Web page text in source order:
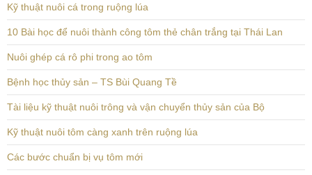
Kỹ thuật nuôi cá trong ruộng lúa
10 Bài học để nuôi thành công tôm thẻ chân trắng tại Thái Lan
Nuôi ghép cá rô phi trong ao tôm
Bệnh học thủy sản – TS Bùi Quang Tề
Tài liệu kỹ thuật nuôi trông và vận chuyển thủy sản của Bộ
Kỹ thuật nuôi tôm càng xanh trên ruộng lúa
Các bước chuẩn bị vụ tôm mới